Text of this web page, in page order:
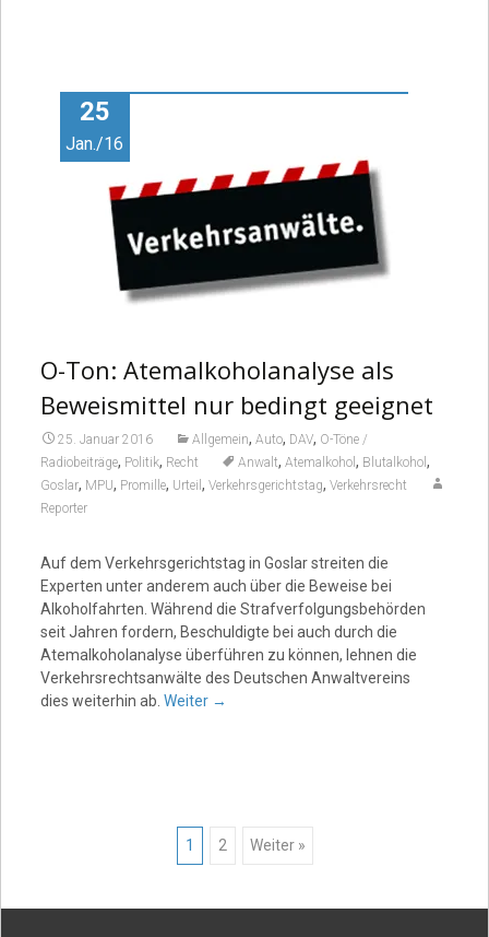
25
Jan./16
O-Ton: Atemalkoholanalyse als
Beweismittel nur bedingt geeignet
25. Januar 2016 Allgemein, Auto, DAV, O-Töne /
Radiobeiträge, Politik, Recht Anwalt, Atemalkohol , Blutalkohol ,
Goslar, MPU, Promille, Urteil , Verkehrsgerichtstag, Verkehrsrecht
Reporter
Auf dem Verkehrsgerichtstag in Goslar streiten die
Experten unter anderem auch über die Beweise bei
Alkoholfahrten. Während die Strafverfolgungsbehörden
seit Jahren fordern, Beschuldigte bei auch durch die
Atemalkoholanalyse überführen zu können, lehnen die
Verkehrsrechtsanwälte des Deutschen Anwaltvereins
dies weiterhin ab. Weiter →
1 2 Weiter »